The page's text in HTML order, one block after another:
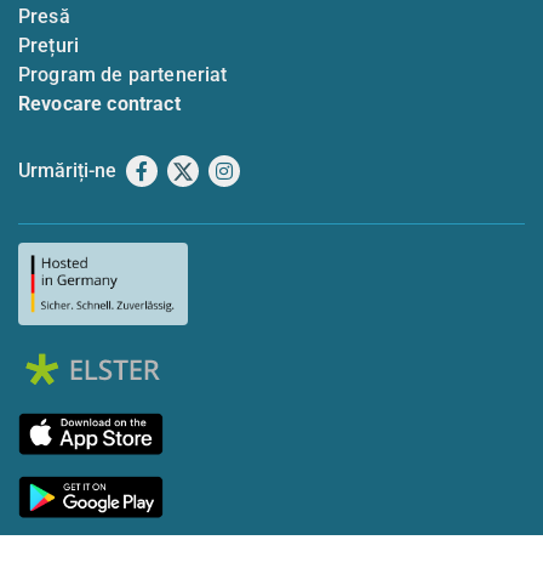
Presă
Prețuri
Program de parteneriat
Revocare contract
Urmăriți-ne Facebook
X Instagram